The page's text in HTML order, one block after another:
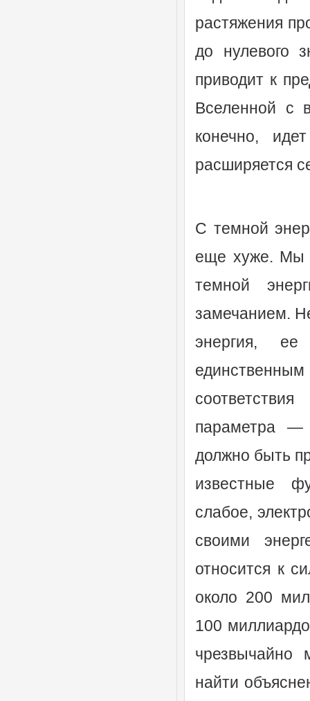
рас­тяжения
до нулевого
приводит к
Вселенной с
конечно,
расширяется
С темной
еще хуже. Мы
темной
замечанием.
энергия, ее
параметра —
должно быть
известные
слабое,
своими
относится к
около 200
100
чрезвычайно
найти